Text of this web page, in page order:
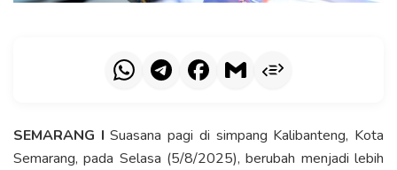
SEMARANG I Suasana pagi di simpang Kalibanteng, Kota
Semarang, pada Selasa (5/8/2025), berubah menjadi lebih